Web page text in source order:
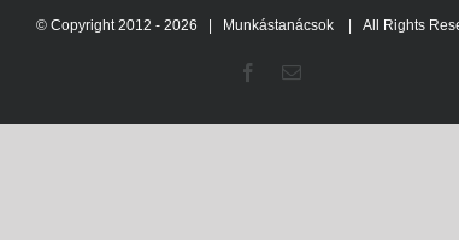
© Copyright 2012 - 2026 | Munkástanácsok | All Rights
Facebook
Email